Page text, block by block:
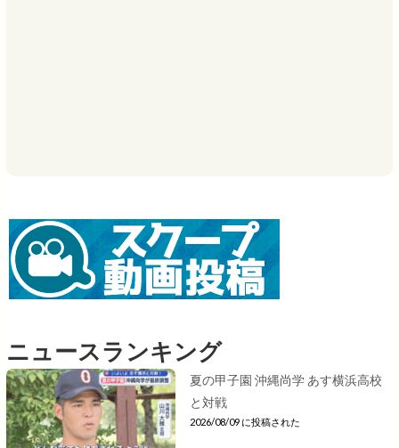
ニュースランキング
夏の甲子園 沖縄尚学 あす横浜高校
と対戦
2026/08/09 に投稿された